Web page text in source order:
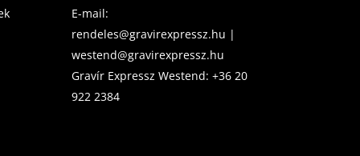
E-mail:
rendeles@gravirexpressz.hu |
westend@gravirexpressz.hu
Gravír Expressz Westend:+36 20
922 2384